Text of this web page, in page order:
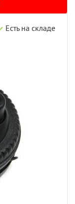
Есть на складе